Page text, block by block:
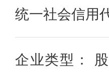
统一社会信用
企业类型：